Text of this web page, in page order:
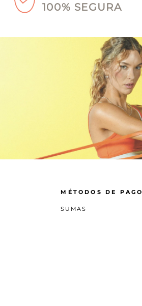
100% SEGURA
MÉTODOS DE PAGO
SUMAS